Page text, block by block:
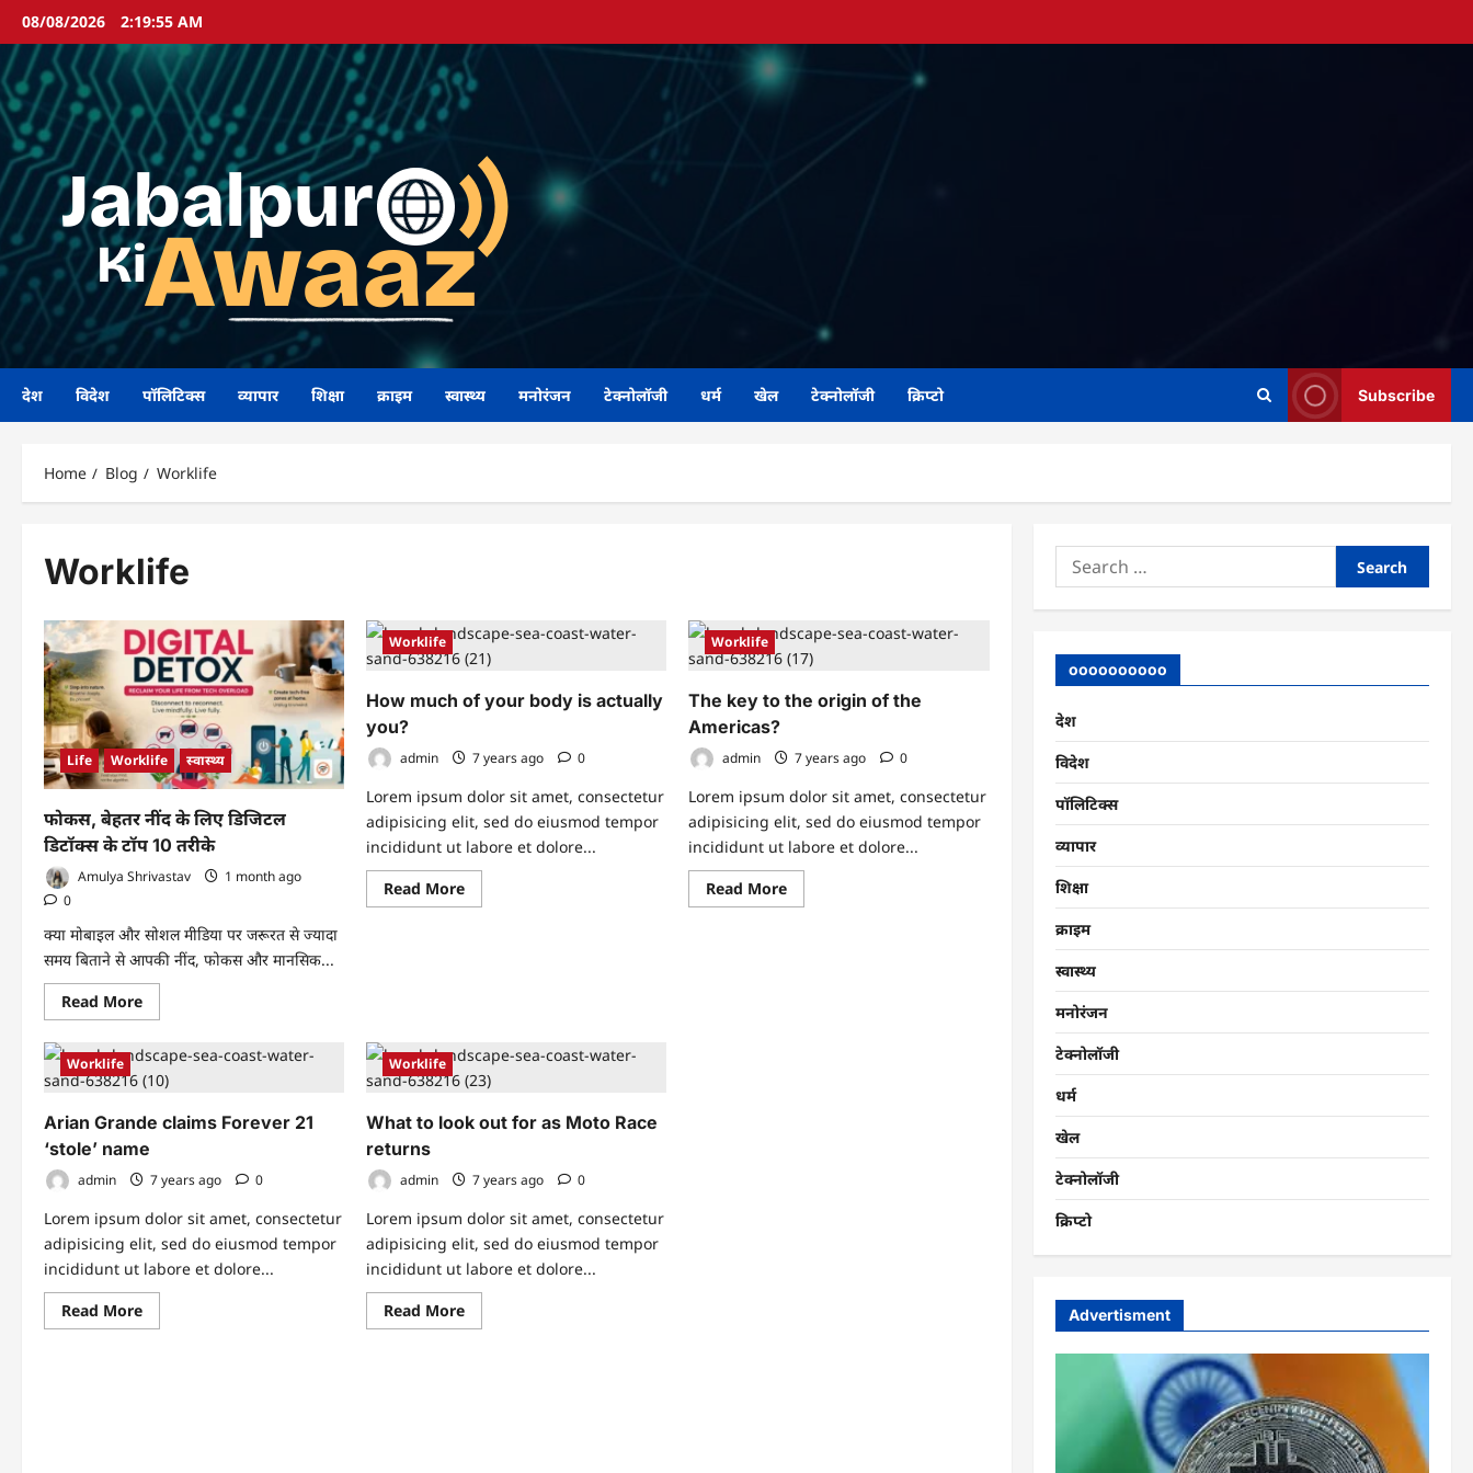
Skip
content
08/08/2026 2:19:55 AM
देश विदेश पॉलिटिक्स व्यापार शिक्षा क्राइम स्वास्थ्य मनोरंजन टेक्नोलॉजी धर्म खेल टेक्नोलॉजी क्रिप्टो Subscribe
Home Blog Worklife
Worklife
Life Worklife स्वास्थ्य
फोकस, बेहतर नींद के लिए डिजिटल
डिटॉक्स के टॉप 10 तरीके
Amulya Shrivastav
1 month ago
0
क्या मोबाइल और सोशल मीडिया पर जरूरत से ज्यादा
समय बिताने से आपकी नींद, फोकस और मानसिक...
Read MoreRead
more
फोकस,
बेहतर
नींद
के
डिजिटल
के
10
Worklife
How much of your body is actually
you?
admin 7 years ago 0
Lorem ipsum dolor sit amet, consectetur
adipisicing elit, sed do eiusmod tempor
incididunt ut labore et dolore...
Read MoreRead
more
Worklife
The key to the origin of the
Americas?
admin 7 years ago 0
Lorem ipsum dolor sit amet, consectetur
adipisicing elit, sed do eiusmod tempor
incididunt ut labore et dolore...
Read MoreRead
more
Worklife
Arian Grande claims Forever 21
‘stole’ name
admin 7 years ago 0
Lorem ipsum dolor sit amet, consectetur
adipisicing elit, sed do eiusmod tempor
incididunt ut labore et dolore...
Read MoreRead
more
Worklife
What to look out for as Moto Race
returns
admin 7 years ago 0
Lorem ipsum dolor sit amet, consectetur
adipisicing elit, sed do eiusmod tempor
incididunt ut labore et dolore...
Read MoreRead
more
Search
for:
oooooooooo
देश
विदेश
पॉलिटिक्स
व्यापार
शिक्षा
क्राइम
स्वास्थ्य
मनोरंजन
टेक्नोलॉजी
धर्म
खेल
टेक्नोलॉजी
क्रिप्टो
Advertisment